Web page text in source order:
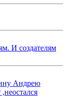
И создателям
Андрею